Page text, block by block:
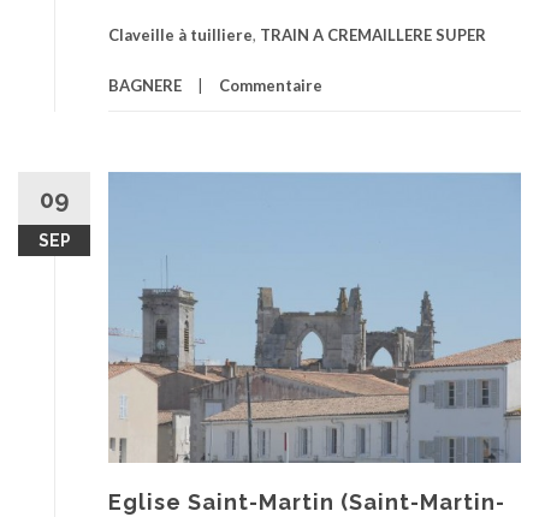
Claveille à tuilliere, TRAIN A CREMAILLERE SUPER
BAGNERE Commentaire
09
SEP
Eglise Saint-Martin (Saint-Martin-